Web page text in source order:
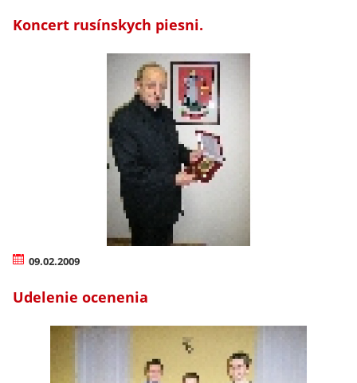
Koncert rusínskych piesni.
09.02.2009
Udelenie ocenenia